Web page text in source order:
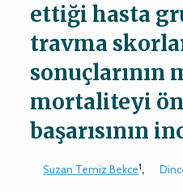
ettiği hasta
travma
sonuçlarının
mortaliteyi
başarısının
Suzan Temiz Bekce1,